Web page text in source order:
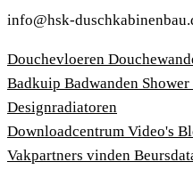
info@hsk-
Douchevloeren
Badkuip Badwanden
Designradiatoren
Downloadcentrum Video's
Vakpartners vinden